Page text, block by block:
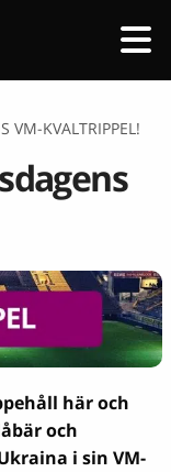
VM-KVALTRIPPEL!
här och
och
i sin VM-